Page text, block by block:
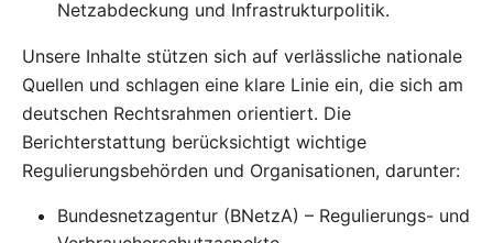
Netzabdeckung und Infrastrukturpolitik.
Unsere Inhalte stützen sich auf verlässliche nationale
Quellen und schlagen eine klare Linie ein, die sich am
deutschen Rechtsrahmen orientiert. Die
Berichterstattung berücksichtigt wichtige
Regulierungsbehörden und Organisationen, darunter:
Bundesnetzagentur (BNetzA) – Regulierungs- und